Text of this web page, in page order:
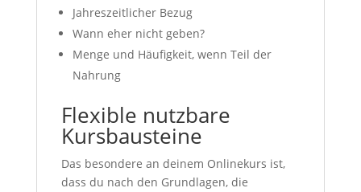
Jahreszeitlicher Bezug
Wann eher nicht geben?
Menge und Häufigkeit, wenn Teil der
Nahrung
Flexible nutzbare
Kursbausteine
Das besondere an deinem Onlinekurs ist,
dass du nach den Grundlagen, die